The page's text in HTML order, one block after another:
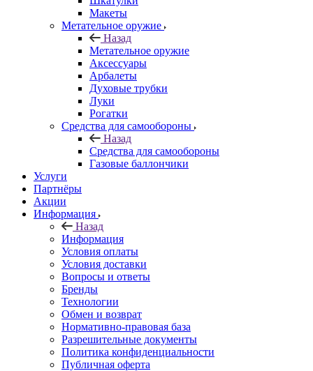
Макеты
Метательное оружие
Назад
Метательное оружие
Аксессуары
Арбалеты
Духовые трубки
Луки
Рогатки
Средства для самообороны
Назад
Средства для самообороны
Газовые баллончики
Услуги
Партнёры
Акции
Информация
Назад
Информация
Условия оплаты
Условия доставки
Вопросы и ответы
Бренды
Технологии
Обмен и возврат
Нормативно-правовая база
Разрешительные документы
Политика конфиденциальности
Публичная оферта